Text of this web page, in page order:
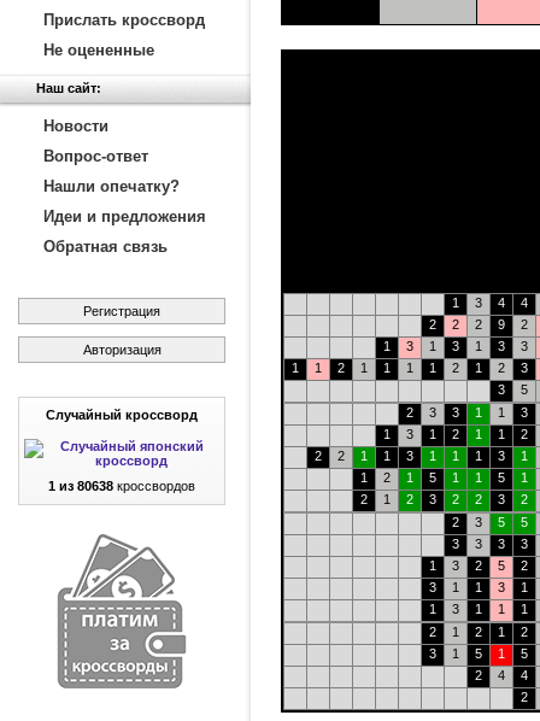
Прислать кроссворд
Не оцененные
Наш сайт:
Новости
Вопрос-ответ
Нашли опечатку?
Идеи и предложения
Обратная связь
Регистрация
Авторизация
Случайный кроссворд
1 из 80638 кроссвордов
1 3 4
4
2
2 2 9
2
1
3 1 3 1 3
3
1
1 2 1 1 1 1 2 1 2
3
3
5
2
3 3 1 1
3
1
3 1 2 1 1
2
2
2 1 1 3 1 1 1 3
1
1
2 1 5 1 1 5
1
2
1 2 3 2 2 3
2
2
3 5
5
3
3 3
3
1
3 2 5
2
3
1 1 3
1
1
3 1 1
1
2
1 2 1
2
3
1 5 1
5
2
4
4
2